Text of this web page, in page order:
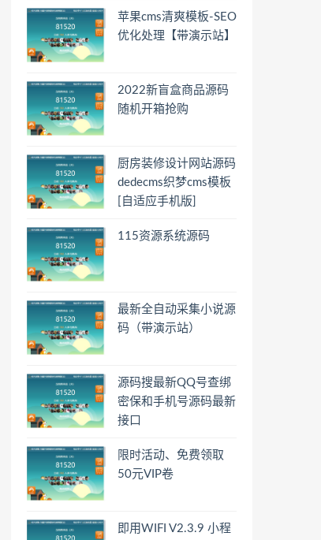
苹果cms清爽模板-SEO
优化处理【带演示站】
2022新盲盒商品源码
随机开箱抢购
厨房装修设计网站源码
dedecms织梦cms模板
[自适应手机版]
115资源系统源码
最新全自动采集小说源
码（带演示站）
源码搜最新QQ号查绑
密保和手机号源码最新
接口
限时活动、免费领取
50元VIP卷
即用WIFI V2.3.9 小程